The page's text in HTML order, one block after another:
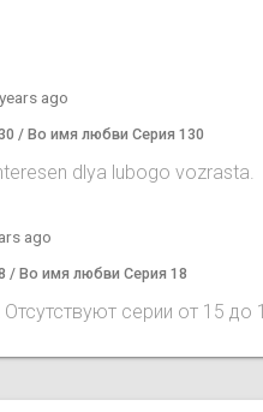
ago
/ Во имя любви Серия 130
dlya lubogo vozrasta.
ago
/ Во имя любви Серия 18
серии от 15